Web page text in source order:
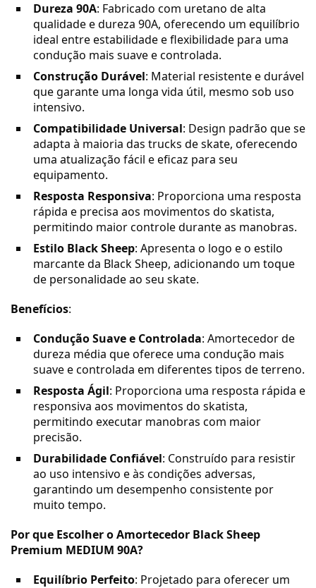
Dureza 90A: Fabricado com uretano de alta
qualidade e dureza 90A, oferecendo um equilíbrio
ideal entre estabilidade e flexibilidade para uma
condução mais suave e controlada.
Construção Durável: Material resistente e durável
que garante uma longa vida útil, mesmo sob uso
intensivo.
Compatibilidade Universal: Design padrão que se
adapta à maioria das trucks de skate, oferecendo
uma atualização fácil e eficaz para seu
equipamento.
Resposta Responsiva: Proporciona uma resposta
rápida e precisa aos movimentos do skatista,
permitindo maior controle durante as manobras.
Estilo Black Sheep: Apresenta o logo e o estilo
marcante da Black Sheep, adicionando um toque
de personalidade ao seu skate.
Benefícios:
Condução Suave e Controlada: Amortecedor de
dureza média que oferece uma condução mais
suave e controlada em diferentes tipos de terreno.
Resposta Ágil: Proporciona uma resposta rápida e
responsiva aos movimentos do skatista,
permitindo executar manobras com maior
precisão.
Durabilidade Confiável: Construído para resistir
ao uso intensivo e às condições adversas,
garantindo um desempenho consistente por
muito tempo.
Por que Escolher o Amortecedor Black Sheep
Premium MEDIUM 90A?
Equilíbrio Perfeito: Projetado para oferecer um